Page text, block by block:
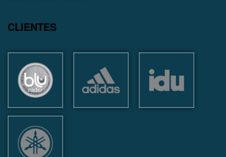
CLIENTES